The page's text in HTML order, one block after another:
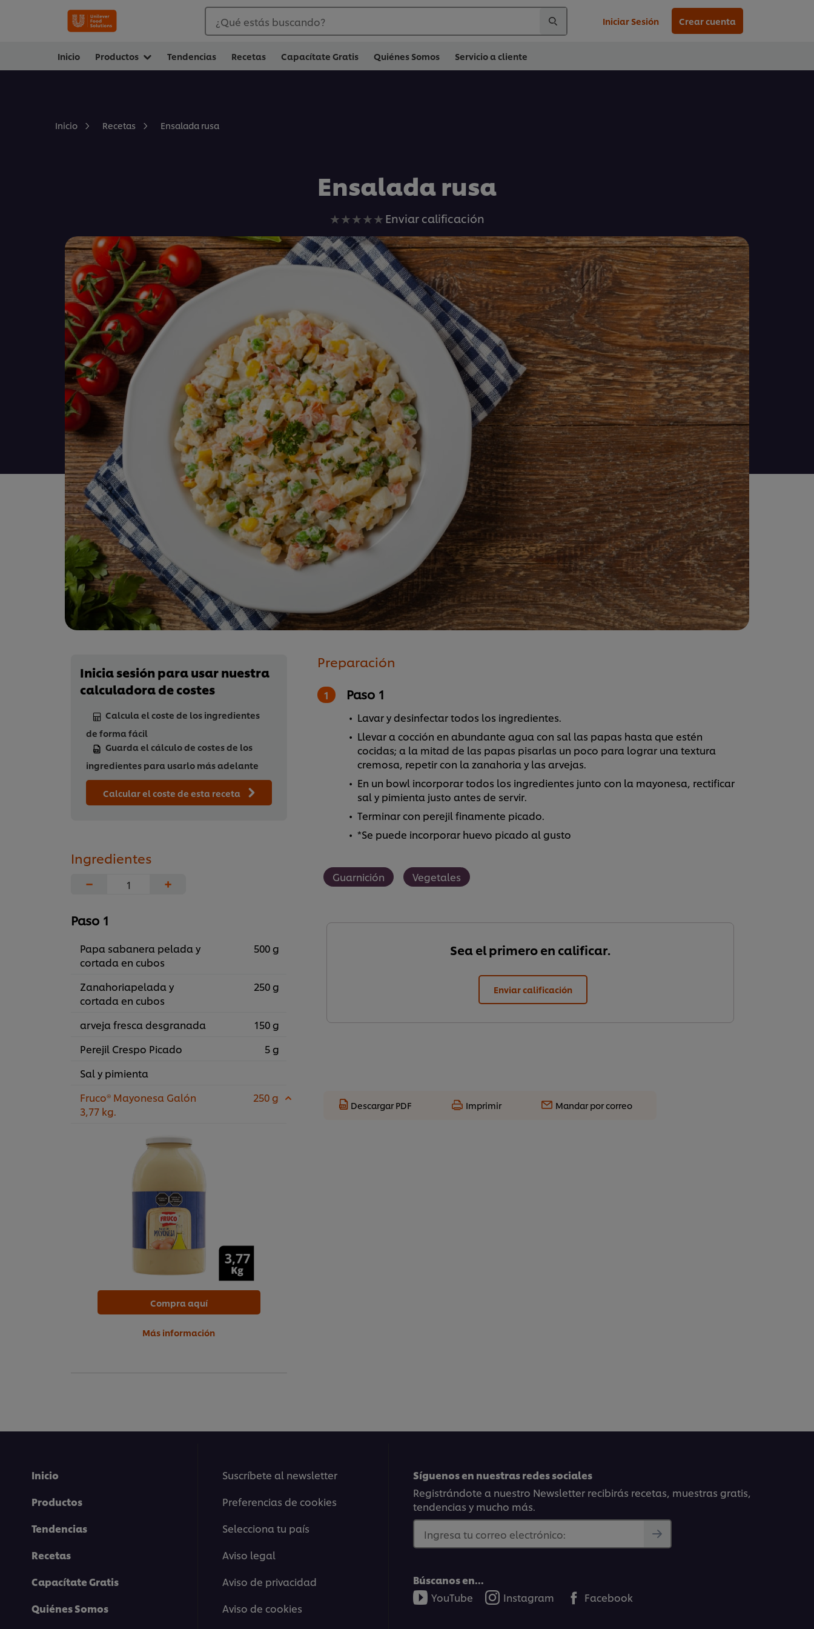
¿Qué estás buscando? Iniciar Sesión Crear cuenta
Inicio Productos Tendencias Recetas Capacítate Gratis Quiénes Somos Servicio a cliente
Inicio Recetas Ensalada rusa
Ensalada rusa
No
se
han
enviado
calificaciones
para
este
recipe
Enviar calificación
Inicia sesión para usar nuestra
calculadora de costes
Calcula el coste de los ingredientes
de forma fácil
Guarda el cálculo de costes de los
ingredientes para usarlo más adelante
Calcular el coste de esta receta
Ingredientes
−
+
Paso 1
Papa sabanera pelada y
cortada en cubos
500 g
Zanahoriapelada y
cortada en cubos
250 g
arveja fresca desgranada
150 g
Perejil Crespo Picado
5 g
Sal y pimienta
Fruco® Mayonesa Galón
3,77 kg.
250 g
Compra aquí
Más información
Preparación
Paso 1
Lavar y desinfectar todos los ingredientes.
Llevar a cocción en abundante agua con sal las papas hasta que estén
cocidas; a la mitad de las papas pisarlas un poco para lograr una textura
cremosa, repetir con la zanahoria y las arvejas.
En un bowl incorporar todos los ingredientes junto con la mayonesa, rectificar
sal y pimienta justo antes de servir.
Terminar con perejil finamente picado.
*Se puede incorporar huevo picado al gusto
Guarnición Vegetales
Sea el primero en calificar.
Enviar calificación
Descargar PDF Imprimir Mandar por correo
Inicio
Productos
Tendencias
Recetas
Capacítate Gratis
Quiénes Somos
Suscríbete al newsletter
Preferencias de cookies
Selecciona tu país
Aviso legal
Aviso de privacidad
Aviso de cookies
Síguenos en nuestras redes sociales
Registrándote a nuestro Newsletter recibirás recetas, muestras gratis,
tendencias y mucho más.
Ingresa tu correo electrónico:
Búscanos en...
YouTube
Instagram Facebook